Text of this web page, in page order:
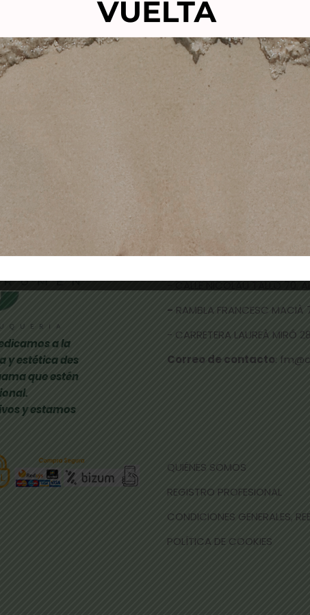
FIBRE REPAIR
300ml-champu
13,00 € 10,90 €
PERMANENTE
80ml -cabello
SCHWARZKOPF
9,60
Añadir al carrito
a la
y estética des
que estén
y estamos
TIENDAS FÍSICAS
- CALLE NICOLAU TALLÓ 70,
- RAMBLA FRANCESC MACIÀ
- CARRETERA LAUREÀ MIRÓ
Correo de contacto:
QUIÉNES SOMOS
REGISTRO PROFESIONAL
CONDICIONES GENERALES,
POLÍTICA DE COOKIES